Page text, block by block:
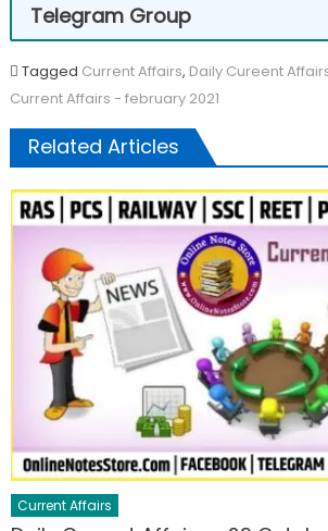
Telegram Group
Tagged Current Affairs, Daily Cureent
Current Affairs - february 2021
Related Articles
Current Affairs